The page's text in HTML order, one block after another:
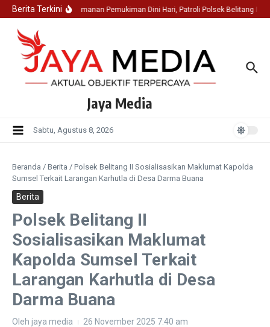
Lewati ke konten
Berita TerkiniJaga Keamanan Pemukiman Dini Hari, Patroli Polsek Belitang II
Jaya Media
Sabtu, Agustus 8, 2026
Beranda / Berita / Polsek Belitang II Sosialisasikan Maklumat Kapolda
Sumsel Terkait Larangan Karhutla di Desa Darma Buana
Berita
Polsek Belitang II
Sosialisasikan Maklumat
Kapolda Sumsel Terkait
Larangan Karhutla di Desa
Darma Buana
Oleh jaya media 26 November 2025 7:40 am